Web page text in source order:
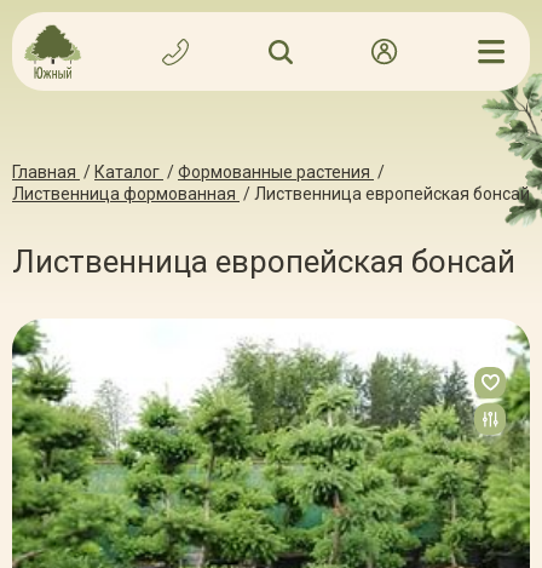
Главная / Каталог /Формованные растения /
Лиственница формованная / Лиственница европейская бонсай
Лиственница европейская бонсай